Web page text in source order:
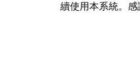
續使用本系統。感